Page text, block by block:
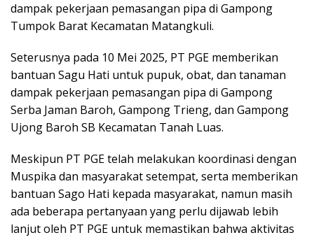
dampak pekerjaan pemasangan pipa di Gampong
Tumpok Barat Kecamatan Matangkuli.
Seterusnya pada 10 Mei 2025, PT PGE memberikan
bantuan Sagu Hati untuk pupuk, obat, dan tanaman
dampak pekerjaan pemasangan pipa di Gampong
Serba Jaman Baroh, Gampong Trieng, dan Gampong
Ujong Baroh SB Kecamatan Tanah Luas.
Meskipun PT PGE telah melakukan koordinasi dengan
Muspika dan masyarakat setempat, serta memberikan
bantuan Sago Hati kepada masyarakat, namun masih
ada beberapa pertanyaan yang perlu dijawab lebih
lanjut oleh PT PGE untuk memastikan bahwa aktivitas